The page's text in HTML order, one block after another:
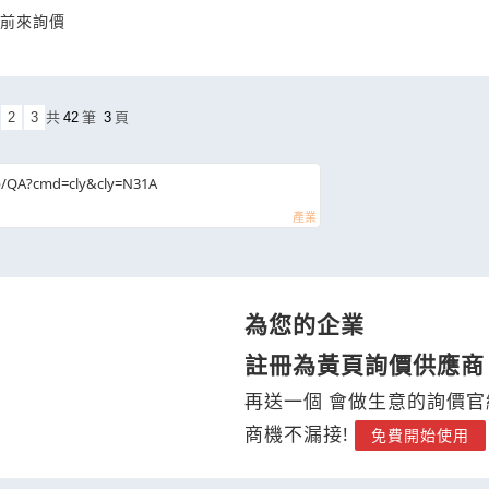
來詢價
2 3 共 42 筆 3 頁
為您的企業
註冊為黃頁詢價供應商
再送一個 會做生意的詢價
商機不漏接!
免費開始使用